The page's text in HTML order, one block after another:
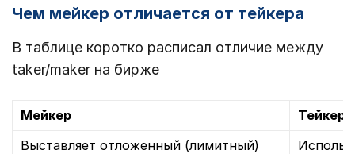
Чем мейкер отличается от тейкера
В таблице коротко расписал отличие между
taker/maker на бирже
Мейкер
Тейкер
Выставляет отложенный (лимитный)